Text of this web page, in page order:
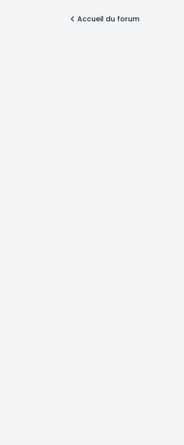
Accueil du forum